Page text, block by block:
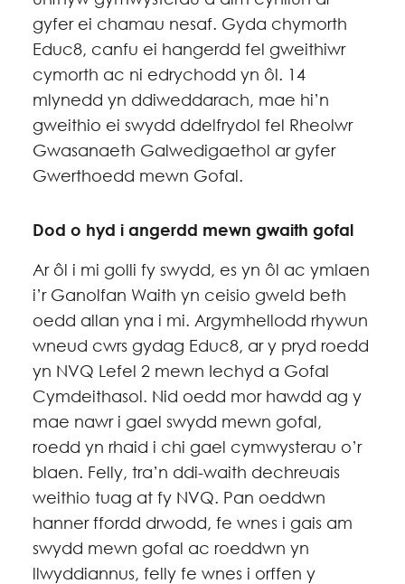
gyfer ei chamau nesaf. Gyda chymorth
Educ8, canfu ei hangerdd fel gweithiwr
cymorth ac ni edrychodd yn ôl. 14
mlynedd yn ddiweddarach, mae hi’n
gweithio ei swydd ddelfrydol fel Rheolwr
Gwasanaeth Galwedigaethol ar gyfer
Gwerthoedd mewn Gofal.
Dod o hyd i angerdd mewn gwaith gofal
Ar ôl i mi golli fy swydd, es yn ôl ac ymlaen
i’r Ganolfan Waith yn ceisio gweld beth
oedd allan yna i mi. Argymhellodd rhywun
wneud cwrs gydag Educ8, ar y pryd roedd
yn NVQ Lefel 2 mewn Iechyd a Gofal
Cymdeithasol. Nid oedd mor hawdd ag y
mae nawr i gael swydd mewn gofal,
roedd yn rhaid i chi gael cymwysterau o’r
blaen. Felly, tra’n ddi-waith dechreuais
weithio tuag at fy NVQ. Pan oeddwn
hanner ffordd drwodd, fe wnes i gais am
swydd mewn gofal ac roeddwn yn
llwyddiannus, felly fe wnes i orffen y